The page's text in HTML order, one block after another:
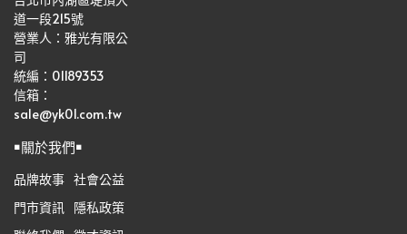
道一段215號
營業人：雅光有限公
司
統編：01189353
信箱：
sale@yk01.com.tw
￭關於我們￭
品牌故事 社會公益
門市資訊 隱私政策